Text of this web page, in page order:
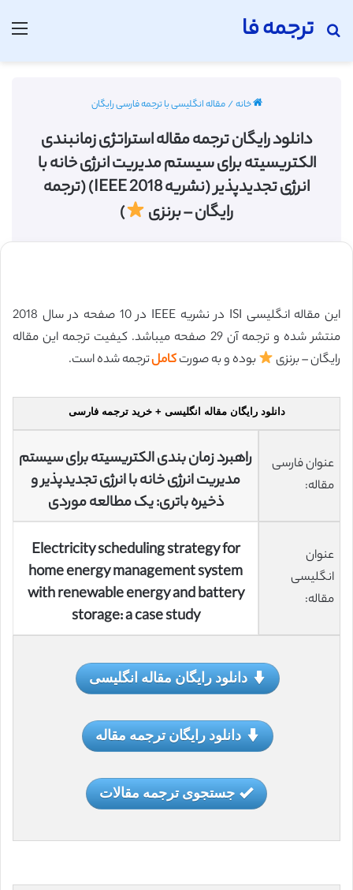
ترجمه فا
جستجو برای
خانه/مقاله انگلیسی با ترجمه فارسی رایگان
دانلود رایگان ترجمه مقاله استراتژی زمانبندی
الکتریسیته برای سیستم مدیریت انرژی خانه با
انرژی تجدیدپذیر (نشریه IEEE 2018) (ترجمه
رایگان – برنزی
)
این مقاله انگلیسی ISI در نشریه IEEE در 10 صفحه در سال 2018
منتشر شده و ترجمه آن 29 صفحه میباشد. کیفیت ترجمه این مقاله
رایگان – برنزی
بوده و به صورتکاملترجمه شده است.
دانلود رایگان مقاله انگلیسی + خرید ترجمه فارسی
عنوان فارسی
مقاله:
راهبرد زمان بندی الکتریسیته برای سیستم
مدیریت انرژی خانه با انرژی تجدیدپذیر و
ذخیره باتری: یک مطالعه موردی
عنوان
انگلیسی
مقاله:
Electricity scheduling strategy for
home energy management system
with renewable energy and battery
storage: a case study
دانلود رایگان مقاله انگلیسی
دانلود رایگان ترجمه مقاله
جستجوی ترجمه مقالات